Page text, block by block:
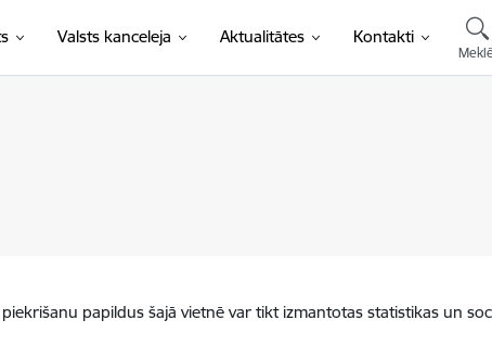
Valsts kanceleja Aktualitātes Kontakti
papildus šajā vietnē var tikt izmantotas statistikas un